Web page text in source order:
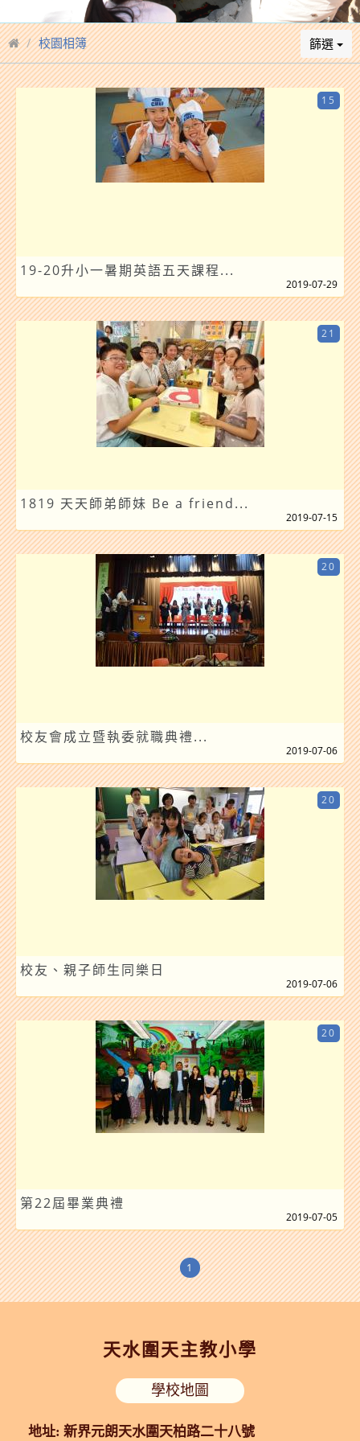
校園相簿 篩選
19-20升小一暑期英語五天課程...
15
2019-07-29
1819 天天師弟師妹 Be a friend...
21
2019-07-15
校友會成立暨執委就職典禮...
20
2019-07-06
校友、親子師生同樂日
20
2019-07-06
第22屆畢業典禮
20
2019-07-05
1
天水圍天主教小學
地址: 新界元朗天水圍天柏路二十八號
學校地圖